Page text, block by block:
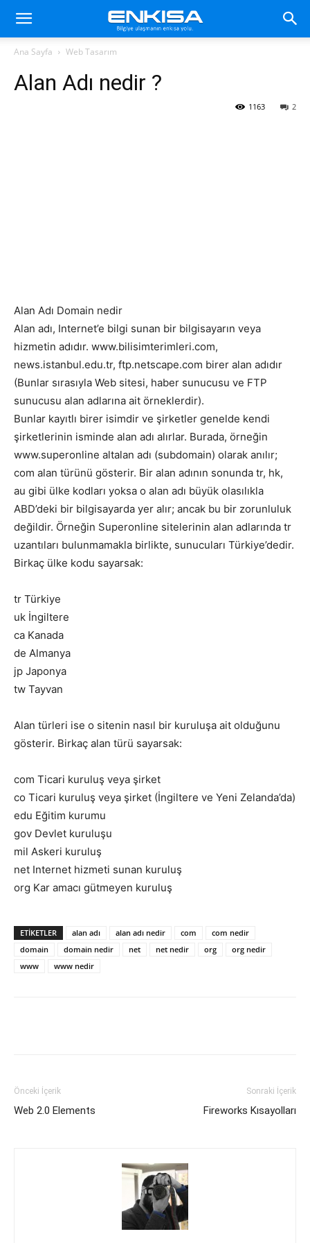
Ana Sayfa Web Tasarım
Alan Adı nedir ?
2
1163
Alan Adı Domain nedir
Alan adı, Internet’e bilgi sunan bir bilgisayarın veya
hizmetin adıdır. www.bilisimterimleri.com,
news.istanbul.edu.tr, ftp.netscape.com birer alan adıdır
(Bunlar sırasıyla Web sitesi, haber sunucusu ve FTP
sunucusu alan adlarına ait örneklerdir).
Bunlar kayıtlı birer isimdir ve şirketler genelde kendi
şirketlerinin isminde alan adı alırlar. Burada, örneğin
www.superonline altalan adı (subdomain) olarak anılır;
com alan türünü gösterir. Bir alan adının sonunda tr, hk,
au gibi ülke kodları yoksa o alan adı büyük olasılıkla
ABD’deki bir bilgisayarda yer alır; ancak bu bir zorunluluk
değildir. Örneğin Superonline sitelerinin alan adlarında tr
uzantıları bulunmamakla birlikte, sunucuları Türkiye’dedir.
Birkaç ülke kodu sayarsak:
tr Türkiye
uk İngiltere
ca Kanada
de Almanya
jp Japonya
tw Tayvan
Alan türleri ise o sitenin nasıl bir kuruluşa ait olduğunu
gösterir. Birkaç alan türü sayarsak:
com Ticari kuruluş veya şirket
co Ticari kuruluş veya şirket (İngiltere ve Yeni Zelanda’da)
edu Eğitim kurumu
gov Devlet kuruluşu
mil Askeri kuruluş
net Internet hizmeti sunan kuruluş
org Kar amacı gütmeyen kuruluş
ETIKETLER alan adı alan adı nedir com
com nedir
domain
domain nedir net net nedir org
org nedir
www
www nedir
Önceki İçerik
Web 2.0 Elements
Sonraki İçerik
Fireworks Kısayolları